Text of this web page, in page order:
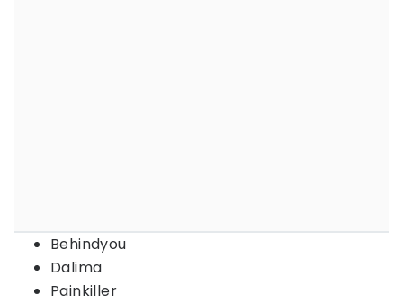
Behindyou
Dalima
Painkiller